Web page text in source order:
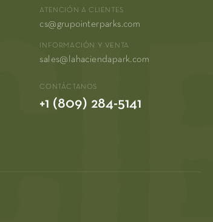
ATENCIÓN A CLIENTES
cs@grupointerparks.com
INFORMACIÓN Y VENTA
sales@lahaciendapark.com
CONTÁCTANOS
+1 (809) 284-5141